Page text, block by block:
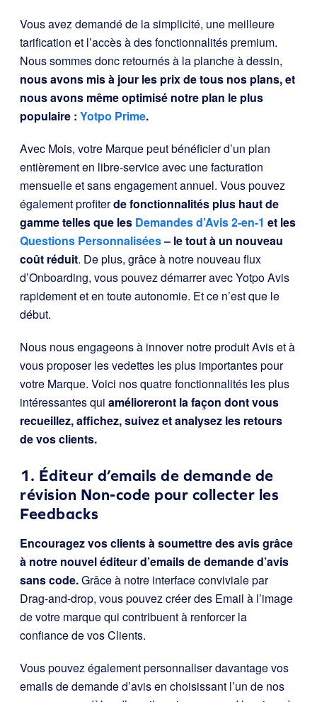
Vous avez demandé de la simplicité, une meilleure
tarification et l’accès à des fonctionnalités premium.
Nous sommes donc retournés à la planche à dessin,
nous avons mis à jour les prix de tous nos plans, et
nous avons même optimisé notre plan le plus
populaire : Yotpo Prime.
Avec Mois, votre Marque peut bénéficier d’un plan
entièrement en libre-service avec une facturation
mensuelle et sans engagement annuel. Vous pouvez
également profiterde fonctionnalités plus haut de
gamme telles que les Demandes d’Avis 2-en-1 et les
Questions Personnalisées– le tout à un nouveau
coût réduit. De plus, grâce à notre nouveau flux
d’Onboarding, vous pouvez démarrer avec Yotpo Avis
rapidement et en toute autonomie. Et ce n’est que le
début.
Nous nous engageons à innover notre produit Avis et à
vous proposer les vedettes les plus importantes pour
votre Marque. Voici nos quatre fonctionnalités les plus
intéressantes qui amélioreront la façon dont vous
recueillez, affichez, suivez et analysez les retours
de vos clients.
1. Éditeur d’emails de demande de
révision Non-code pour collecter les
Feedbacks
Encouragez vos clients à soumettre des avis grâce
à notre nouvel éditeur d’emails de demande d’avis
sans code.Grâce à notre interface conviviale par
Drag-and-drop, vous pouvez créer des Email à l’image
de votre marque qui contribuent à renforcer la
confiance de vos Clients.
Vous pouvez également personnaliser davantage vos
emails de demande d’avis en choisissant l’un de nos